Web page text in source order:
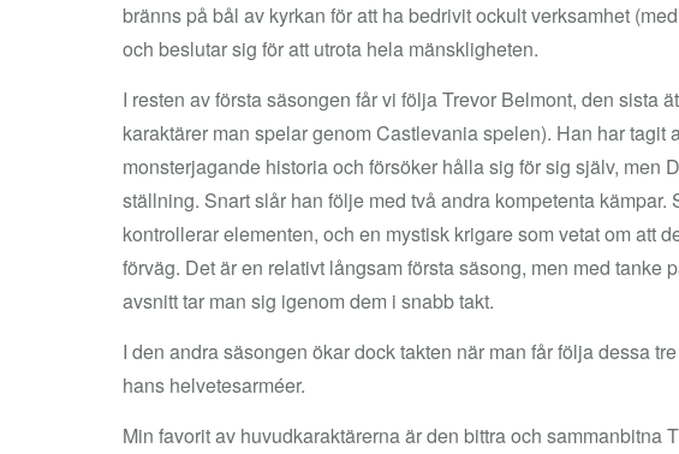
bränns på bål av kyrkan för att ha bedrivit ockult verksamhet
och beslutar sig för att utrota hela mänskligheten.
I resten av första säsongen får vi följa Trevor Belmont, den sista
karaktärer man spelar genom Castlevania spelen). Han har tagit
monsterjagande historia och försöker hålla sig för sig själv, men
ställning. Snart slår han följe med två andra kompetenta
kontrollerar elementen, och en mystisk krigare som vetat om att
förväg. Det är en relativt långsam första säsong, men med tanke
avsnitt tar man sig igenom dem i snabb takt.
I den andra säsongen ökar dock takten när man får följa dessa
hans helvetesarméer.
Min favorit av huvudkaraktärerna är den bittra och sammanbitna